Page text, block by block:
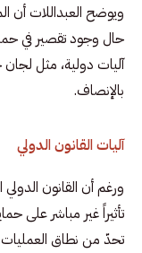
ويوضح العبداللات أن
حال وجود تقصير في
آليات دولية، مثل لجان
بالإنصاف.
آليات القانون الدولي
ورغم أن القانون
تأثيراً غير مباشر على
تحدّ من نطاق العمليات